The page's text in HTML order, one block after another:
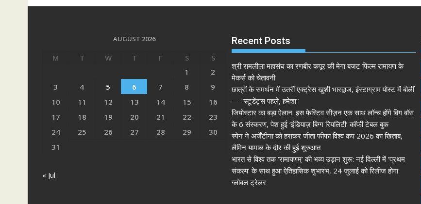
AUGUST 2026
M T W T F S
S
1
2
3
4 5 6 7 8
9
10
11 12 13 14 15
16
17
18 19 20 21 22
23
24
25 26 27 28 29
30
31
« Jul
Recent Posts
श्री रामलीला महासंघ का रणबीर कपूर की मेगा बजट फिल्म रामायण के
मेकर्स को चेतावनी
छात्रों के समर्थन में उतरीं एक्ट्रेस खुशी भारद्वाज, इंस्टाग्राम पोस्ट में बोलीं
— “स्टूडेंट्स पहले, हमेशा”
जियोस्टार का बड़ा ऐलान: इस फेस्टिव सीज़न एक साथ लॉन्च होंगे बिग बॉस
के 6 संस्करण, पेश हुई ‘इंडियाज़ बिग्ग रियलिटी’ कॉफी टेबल बुक
स्पेन ने अर्जेंटीना को हराकर जीता फीफा विश्व कप 2026 का खिताब,
लैमिन यामाल के दौर की हुई शुरुआत
भारत से विश्व तक ‘रामायणम्’ की भव्य उड़ान शुरू: नई दिल्ली में ‘प्रथम
संकल्प’ के साथ हुआ ऐतिहासिक शुभारंभ, 24 जुलाई को रिलीज होगा
ग्लोबल ट्रेलर